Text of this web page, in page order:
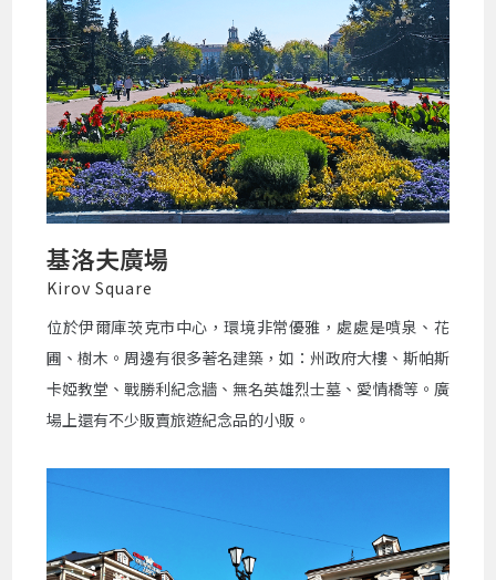
基洛夫廣場
Kirov Square
位於伊爾庫茨克市中心，環境非常優雅，處處是噴泉、花
圃、樹木。周邊有很多著名建築，如：州政府大樓、斯帕斯
卡婭教堂、戰勝利紀念牆、無名英雄烈士墓、愛情橋等。廣
場上還有不少販賣旅遊紀念品的小販。